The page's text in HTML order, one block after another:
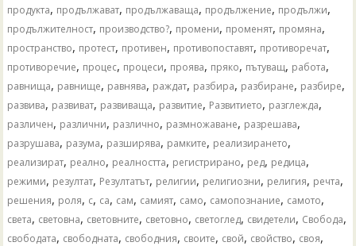
продукта, продължават, продължаваща, продължение, продължи,
продължителност, производство?, промени, променят, промяна,
пространство, протест, противен, противопоставят, противоречат,
противоречие, процес, процеси, проява, пряко, пътуващ, работа,
равнища, равнище, равнява, раждат, разбира, разбиране, разбире,
развива, развиват, развиваща, развитие, Развитието, разглежда,
различен, различни, различно, размножаване, разрешава,
разрушава, разума, разширява, рамките, реализирането,
реализират, реално, реалността, регистрирано, ред, редица,
режими, резултат, Резултатът, религии, религиозни, религия, речта,
решения, роля, с, са, сам, самият, само, самопознание, самото,
света, световна, световните, световно, светоглед, свидетели, Свобода,
свободата, свободната, свободния, своите, свой, свойство, своя,